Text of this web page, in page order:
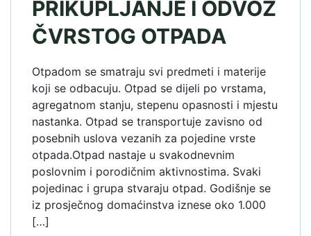
PRIKUPLJANJE I ODVOZ
ČVRSTOG OTPADA
Otpadom se smatraju svi predmeti i materije
koji se odbacuju. Otpad se dijeli po vrstama,
agregatnom stanju, stepenu opasnosti i mjestu
nastanka. Otpad se transportuje zavisno od
posebnih uslova vezanih za pojedine vrste
otpada.Otpad nastaje u svakodnevnim
poslovnim i porodičnim aktivnostima. Svaki
pojedinac i grupa stvaraju otpad. Godišnje se
iz prosječnog domaćinstva iznese oko 1.000
[…]